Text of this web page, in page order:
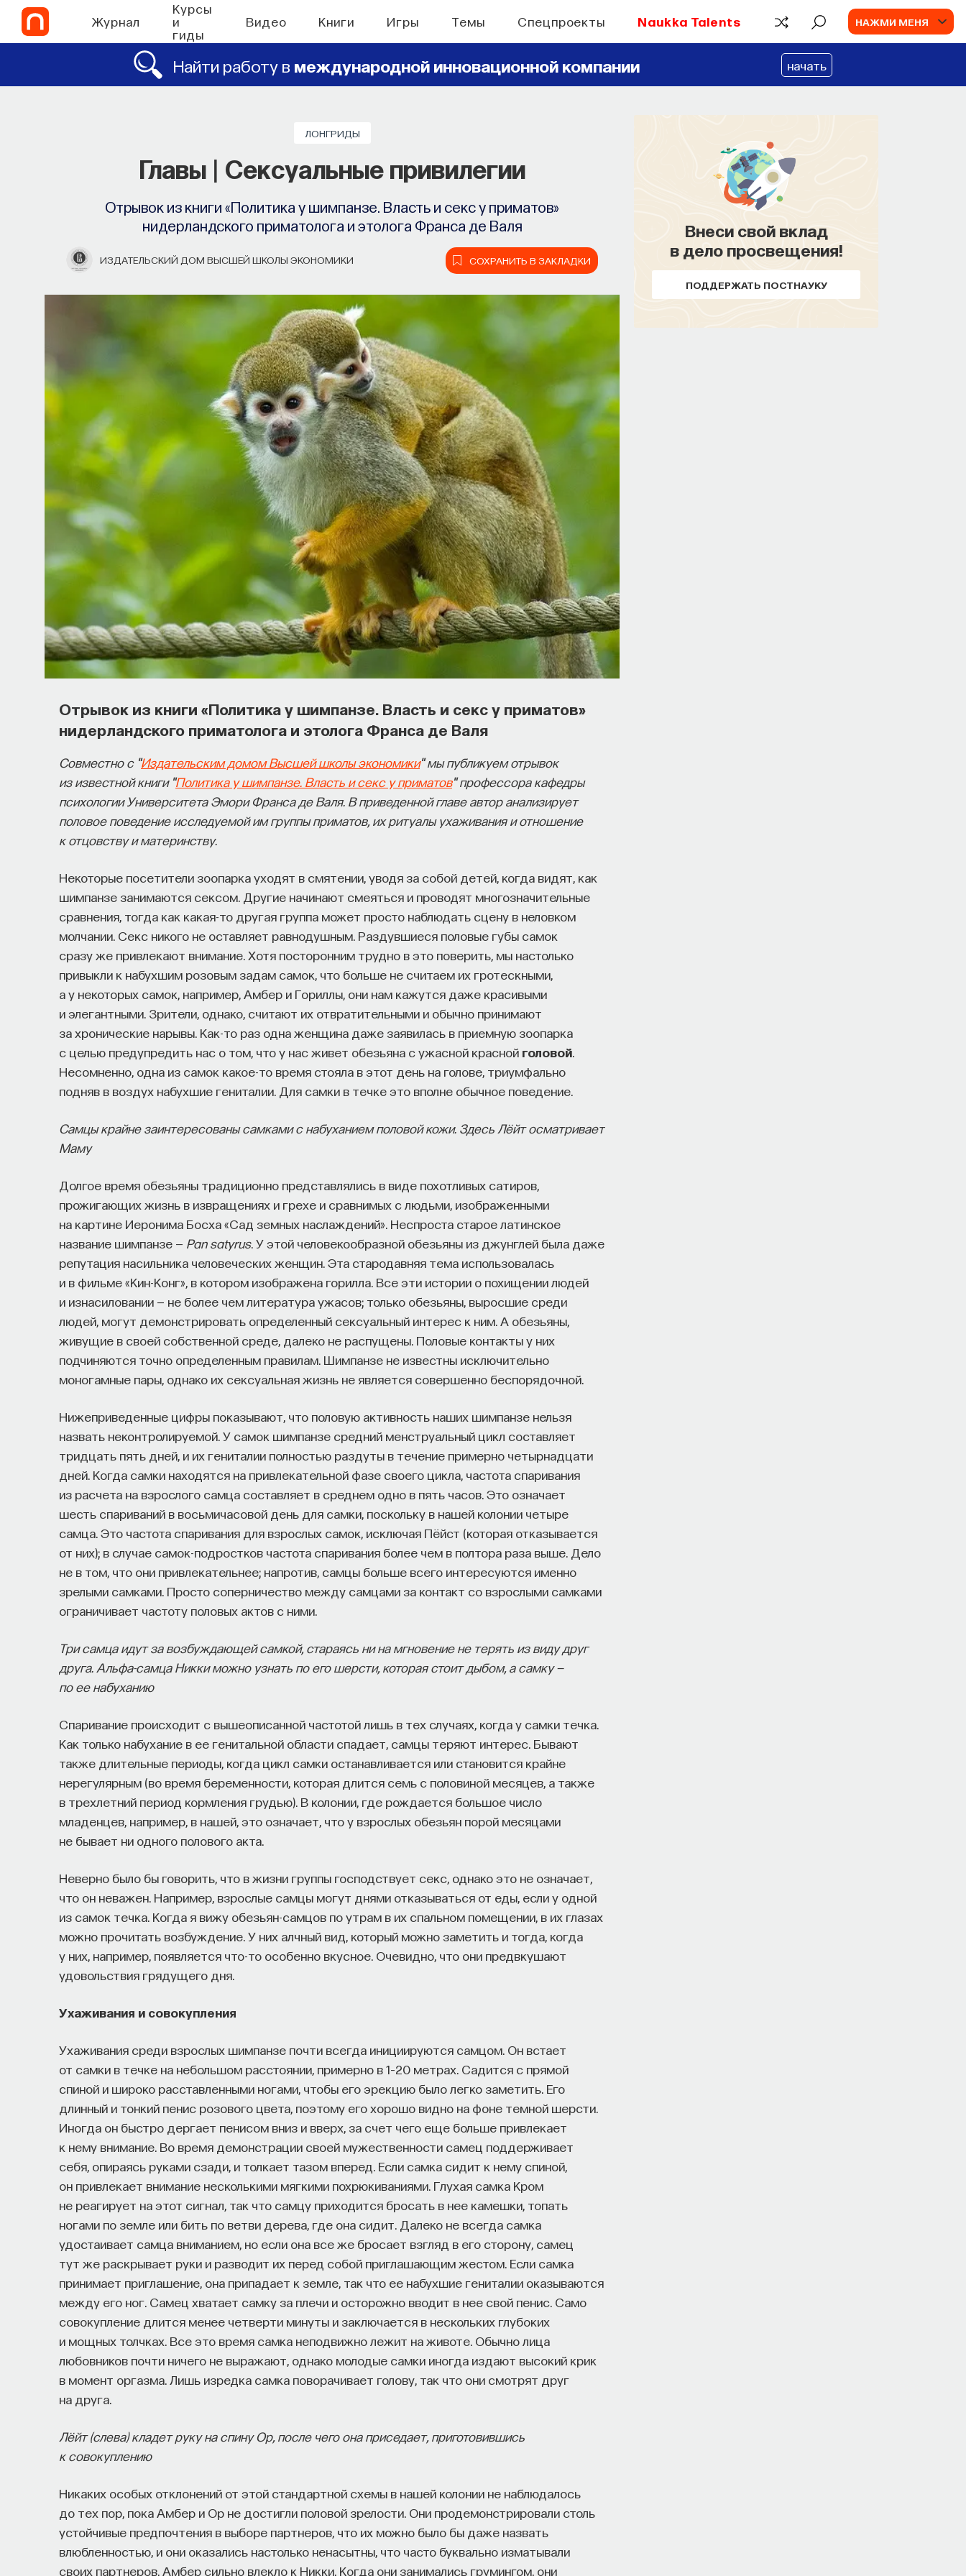
Журнал
Курсы
и
гиды
Видео Книги Игры Темы Спецпроекты Naukka Talents НАЖМИ МЕНЯ
Найти работу в международной инновационной компании начать
ЛОНГРИДЫ
Главы | Сексуальные привилегии
Отрывок из книги «Политика у шимпанзе. Власть и секс у приматов»
нидерландского приматолога и этолога Франса де Валя
ИЗДАТЕЛЬСКИЙ ДОМ ВЫСШЕЙ ШКОЛЫ ЭКОНОМИКИ СОХРАНИТЬ В ЗАКЛАДКИ
Отрывок из книги «Политика у шимпанзе. Власть и секс у приматов»
нидерландского приматолога и этолога Франса де Валя
Совместно с "Издательским домом Высшей школы экономики" мы публикуем отрывок
из известной книги "Политика у шимпанзе. Власть и секс у приматов" профессора кафедры
психологии Университета Эмори Франса де Валя. В приведенной главе автор анализирует
половое поведение исследуемой им группы приматов, их ритуалы ухаживания и отношение
к отцовству и материнству.
Некоторые посетители зоопарка уходят в смятении, уводя за собой детей, когда видят, как
шимпанзе занимаются сексом. Другие начинают смеяться и проводят многозначительные
сравнения, тогда как какая-то другая группа может просто наблюдать сцену в неловком
молчании. Секс никого не оставляет равнодушным. Раздувшиеся половые губы самок
сразу же привлекают внимание. Хотя посторонним трудно в это поверить, мы настолько
привыкли к набухшим розовым задам самок, что больше не считаем их гротескными,
а у некоторых самок, например, Амбер и Гориллы, они нам кажутся даже красивыми
и элегантными. Зрители, однако, считают их отвратительными и обычно принимают
за хронические нарывы. Как-то раз одна женщина даже заявилась в приемную зоопарка
с целью предупредить нас о том, что у нас живет обезьяна с ужасной красной головой
Несомненно, одна из самок какое-то время стояла в этот день на голове, триумфально
подняв в воздух набухшие гениталии. Для самки в течке это вполне обычное поведение.
Самцы крайне заинтересованы самками с набуханием половой кожи. Здесь Лёйт осматривает
Маму
Долгое время обезьяны традиционно представлялись в виде похотливых сатиров,
прожигающих жизнь в извращениях и грехе и сравнимых с людьми, изображенными
на картине Иеронима Босха «Сад земных наслаждений». Неспроста старое латинское
название шимпанзе — Pan satyrus. У этой человекообразной обезьяны из джунглей была даже
репутация насильника человеческих женщин. Эта стародавняя тема использовалась
и в фильме «Кин-Конг», в котором изображена горилла. Все эти истории о похищении людей
и изнасиловании — не более чем литература ужасов; только обезьяны, выросшие среди
людей, могут демонстрировать определенный сексуальный интерес к ним. А обезьяны,
живущие в своей собственной среде, далеко не распущены. Половые контакты у них
подчиняются точно определенным правилам. Шимпанзе не известны исключительно
моногамные пары, однако их сексуальная жизнь не является совершенно беспорядочной.
Нижеприведенные цифры показывают, что половую активность наших шимпанзе нельзя
назвать неконтролируемой. У самок шимпанзе средний менструальный цикл составляет
тридцать пять дней, и их гениталии полностью раздуты в течение примерно четырнадцати
дней. Когда самки находятся на привлекательной фазе своего цикла, частота спаривания
из расчета на взрослого самца составляет в среднем одно в пять часов. Это означает
шесть спариваний в восьмичасовой день для самки, поскольку в нашей колонии четыре
самца. Это частота спаривания для взрослых самок, исключая Пёйст (которая отказывается
от них); в случае самок-подростков частота спаривания более чем в полтора раза выше. Дело
не в том, что они привлекательнее; напротив, самцы больше всего интересуются именно
зрелыми самками. Просто соперничество между самцами за контакт со взрослыми самками
ограничивает частоту половых актов с ними.
Три самца идут за возбуждающей самкой, стараясь ни на мгновение не терять из виду друг
друга. Альфа-самца Никки можно узнать по его шерсти, которая стоит дыбом, а самку —
по ее набуханию
Спаривание происходит с вышеописанной частотой лишь в тех случаях, когда у самки течка.
Как только набухание в ее генитальной области спадает, самцы теряют интерес. Бывают
также длительные периоды, когда цикл самки останавливается или становится крайне
нерегулярным (во время беременности, которая длится семь с половиной месяцев, а также
в трехлетний период кормления грудью). В колонии, где рождается большое число
младенцев, например, в нашей, это означает, что у взрослых обезьян порой месяцами
не бывает ни одного полового акта.
Неверно было бы говорить, что в жизни группы господствует секс, однако это не означает,
что он неважен. Например, взрослые самцы могут днями отказываться от еды, если у одной
из самок течка. Когда я вижу обезьян-самцов по утрам в их спальном помещении, в их глазах
можно прочитать возбуждение. У них алчный вид, который можно заметить и тогда, когда
у них, например, появляется что-то особенно вкусное. Очевидно, что они предвкушают
удовольствия грядущего дня.
Ухаживания и совокупления
Ухаживания среди взрослых шимпанзе почти всегда инициируются самцом. Он встает
от самки в течке на небольшом расстоянии, примерно в 1–20 метрах. Садится с прямой
спиной и широко расставленными ногами, чтобы его эрекцию было легко заметить. Его
длинный и тонкий пенис розового цвета, поэтому его хорошо видно на фоне темной шерсти.
Иногда он быстро дергает пенисом вниз и вверх, за счет чего еще больше привлекает
к нему внимание. Во время демонстрации своей мужественности самец поддерживает
себя, опираясь руками сзади, и толкает тазом вперед. Если самка сидит к нему спиной,
он привлекает внимание несколькими мягкими похрюкиваниями. Глухая самка Кром
не реагирует на этот сигнал, так что самцу приходится бросать в нее камешки, топать
ногами по земле или бить по ветви дерева, где она сидит. Далеко не всегда самка
удостаивает самца вниманием, но если она все же бросает взгляд в его сторону, самец
тут же раскрывает руки и разводит их перед собой приглашающим жестом. Если самка
принимает приглашение, она припадает к земле, так что ее набухшие гениталии оказываются
между его ног. Самец хватает самку за плечи и осторожно вводит в нее свой пенис. Само
совокупление длится менее четверти минуты и заключается в нескольких глубоких
и мощных толчках. Все это время самка неподвижно лежит на животе. Обычно лица
любовников почти ничего не выражают, однако молодые самки иногда издают высокий крик
в момент оргазма. Лишь изредка самка поворачивает голову, так что они смотрят друг
на друга.
Лёйт (слева) кладет руку на спину Ор, после чего она приседает, приготовившись
к совокуплению
Никаких особых отклонений от этой стандартной схемы в нашей колонии не наблюдалось
до тех пор, пока Амбер и Ор не достигли половой зрелости. Они продемонстрировали столь
устойчивые предпочтения в выборе партнеров, что их можно было бы даже назвать
влюбленностью, и они оказались настолько ненасытны, что часто буквально изматывали
своих партнеров. Амбер сильно влекло к Никки. Когда они занимались грумингом, они
Внеси свой вклад
в дело просвещения!
ПОДДЕРЖАТЬ ПОСТНАУКУ